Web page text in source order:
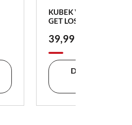
KUBEK VW BULLI LET
GET LOST
39,99 zł
Dodaj do listy